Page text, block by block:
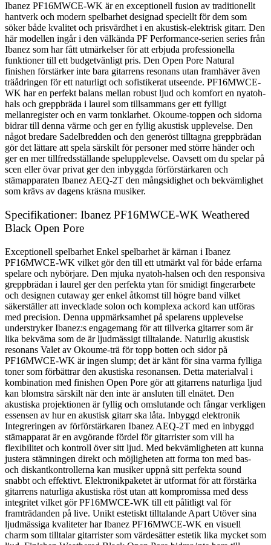
Ibanez PF16MWCE-WK är en exceptionell fusion av traditionellt
hantverk och modern spelbarhet designad speciellt för dem som
söker både kvalitet och prisvärdhet i en akustisk-elektrisk gitarr. Den
här modellen ingår i den välkända PF Performance-serien series från
Ibanez som har fått utmärkelser för att erbjuda professionella
funktioner till ett budgetvänligt pris. Den Open Pore Natural
finishen förstärker inte bara gitarrens resonans utan framhäver även
träådringen för ett naturligt och sofistikerat utseende. PF16MWCE-
WK har en perfekt balans mellan robust ljud och komfort en nyatoh-
hals och greppbräda i laurel som tillsammans ger ett fylligt
mellanregister och en varm tonklarhet. Okoume-toppen och sidorna
bidrar till denna värme och ger en fyllig akustisk upplevelse. Den
något bredare Sadelbredden och den generöst tilltagna greppbrädan
gör det lättare att spela särskilt för personer med större händer och
ger en mer tillfredsställande spelupplevelse. Oavsett om du spelar på
scen eller övar privat ger den inbyggda förförstärkaren och
stämapparaten Ibanez AEQ-2T den mångsidighet och bekvämlighet
som krävs av dagens kräsna musiker.
Specifikationer: Ibanez PF16MWCE-WK Weathered
Black Open Pore
Exceptionell spelbarhet Enkel spelbarhet är kärnan i Ibanez
PF16MWCE-WK vilket gör den till ett utmärkt val för både erfarna
spelare och nybörjare. Den mjuka nyatoh-halsen och den responsiva
greppbrädan i laurel ger den perfekta ytan för smidigt fingerarbete
och designen cutaway ger enkel åtkomst till högre band vilket
säkerställer att invecklade solon och komplexa ackord kan utföras
med precision. Denna uppmärksamhet på spelarens upplevelse
understryker Ibanez:s engagemang för att tillverka gitarrer som är
lika bekväma som de är ljudmässigt tilltalande. Naturlig akustisk
resonans Valet av Okoume-trä för topp botten och sidor på
PF16MWCE-WK är ingen slump; det är känt för sina varma fylliga
toner som förbättrar den akustiska resonansen. Detta materialval i
kombination med finishen Open Pore gör att gitarrens naturliga ljud
kan blomstra särskilt när den inte är ansluten till elnätet. Den
akustiska projektionen är fyllig och omslutande och fångar verkligen
essensen av hur en akustisk gitarr ska låta. Inbyggd elektronik
Integreringen av förförstärkaren Ibanez AEQ-2T med en inbyggd
stämapparat är en avgörande fördel för gitarrister som vill ha
flexibilitet och kontroll över sitt ljud. Med bekvämligheten att kunna
justera stämningen direkt och möjligheten att forma ton med bas-
och diskantkontrollerna kan musiker uppnå sitt perfekta sound
snabbt och effektivt. Elektronikpaketet är utformat för att förstärka
gitarrens naturliga akustiska röst utan att kompromissa med dess
integritet vilket gör PF16MWCE-WK till ett pålitligt val för
framträdanden på live. Unikt estetiskt tilltalande Apart Utöver sina
ljudmässiga kvaliteter har Ibanez PF16MWCE-WK en visuell
charm som tilltalar gitarrister som värdesätter estetik lika mycket som